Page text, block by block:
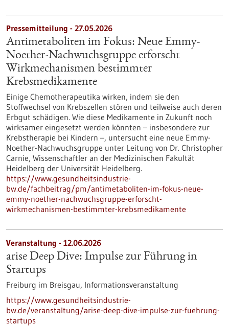
Pressemitteilung - 27.05.2026
Antimetaboliten im Fokus: Neue Emmy-
Noether-Nachwuchsgruppe erforscht
Wirkmechanismen bestimmter
Krebsmedikamente
Einige Chemotherapeutika wirken, indem sie den
Stoffwechsel von Krebszellen stören und teilweise auch deren
Erbgut schädigen. Wie diese Medikamente in Zukunft noch
wirksamer eingesetzt werden könnten – insbesondere zur
Krebstherapie bei Kindern –, untersucht eine neue Emmy-
Noether-Nachwuchsgruppe unter Leitung von Dr. Christopher
Carnie, Wissenschaftler an der Medizinischen Fakultät
Heidelberg der Universität Heidelberg.
https://www.gesundheitsindustrie-
bw.de/fachbeitrag/pm/antimetaboliten-im-fokus-neue-
emmy-noether-nachwuchsgruppe-erforscht-
wirkmechanismen-bestimmter-krebsmedikamente
Veranstaltung - 12.06.2026
arise Deep Dive: Impulse zur Führung in
Startups
Freiburg im Breisgau, Informationsveranstaltung
https://www.gesundheitsindustrie-
bw.de/veranstaltung/arise-deep-dive-impulse-zur-fuehrung-
startups